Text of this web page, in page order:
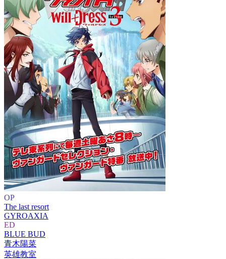
OP
The last resort
GYROAXIA
ED
BLUE BUD
青木陽菜
英雄教室